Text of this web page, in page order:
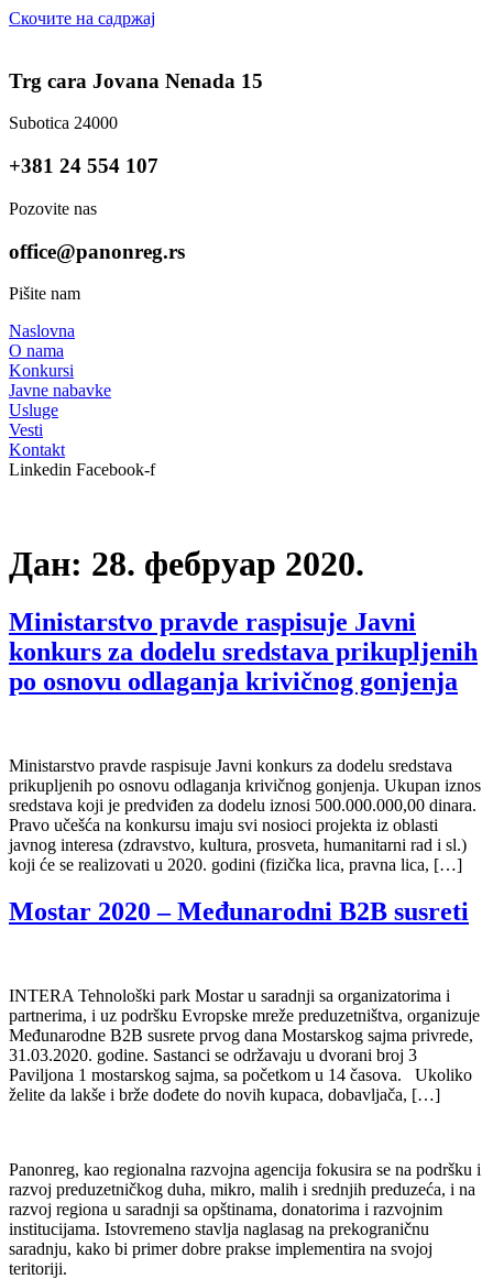
Скочите на садржај
Trg cara Jovana Nenada 15
Subotica 24000
+381 24 554 107
Pozovite nas
office@panonreg.rs
Pišite nam
Naslovna
O nama
Konkursi
Javne nabavke
Usluge
Vesti
Kontakt
Linkedin Facebook-f
Дан: 28. фебруар 2020.
Ministarstvo pravde raspisuje Javni
konkurs za dodelu sredstava prikupljenih
po osnovu odlaganja krivičnog gonjenja
Ministarstvo pravde raspisuje Javni konkurs za dodelu sredstava
prikupljenih po osnovu odlaganja krivičnog gonjenja. Ukupan iznos
sredstava koji je predviđen za dodelu iznosi 500.000.000,00 dinara.
Pravo učešća na konkursu imaju svi nosioci projekta iz oblasti
javnog interesa (zdravstvo, kultura, prosveta, humanitarni rad i sl.)
koji će se realizovati u 2020. godini (fizička lica, pravna lica, […]
Mostar 2020 – Međunarodni B2B susreti
INTERA Tehnološki park Mostar u saradnji sa organizatorima i
partnerima, i uz podršku Evropske mreže preduzetništva, organizuje
Međunarodne B2B susrete prvog dana Mostarskog sajma privrede,
31.03.2020. godine. Sastanci se održavaju u dvorani broj 3
Paviljona 1 mostarskog sajma, sa početkom u 14 časova. Ukoliko
želite da lakše i brže dođete do novih kupaca, dobavljača, […]
Panonreg, kao regionalna razvojna agencija fokusira se na podršku i
razvoj preduzetničkog duha, mikro, malih i srednjih preduzeća, i na
razvoj regiona u saradnji sa opštinama, donatorima i razvojnim
institucijama. Istovremeno stavlja naglasag na prekograničnu
saradnju, kako bi primer dobre prakse implementira na svojoj
teritoriji.